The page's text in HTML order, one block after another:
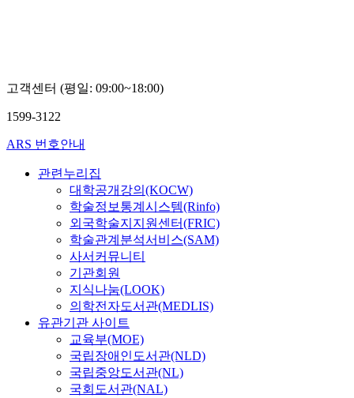
고객센터 (평일: 09:00~18:00)
1599-3122
ARS 번호안내
관련누리집
대학공개강의(KOCW)
학술정보통계시스템(Rinfo)
외국학술지지원센터(FRIC)
학술관계분석서비스(SAM)
사서커뮤니티
기관회원
지식나눔(LOOK)
의학전자도서관(MEDLIS)
유관기관 사이트
교육부(MOE)
국립장애인도서관(NLD)
국립중앙도서관(NL)
국회도서관(NAL)